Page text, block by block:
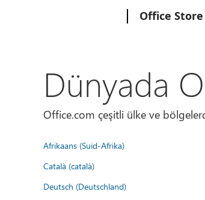
Office Store
Dünyada
Office.com çeşitli ülke ve
Afrikaans (Suid-Afrika)
Català (català)
Deutsch (Deutschland)